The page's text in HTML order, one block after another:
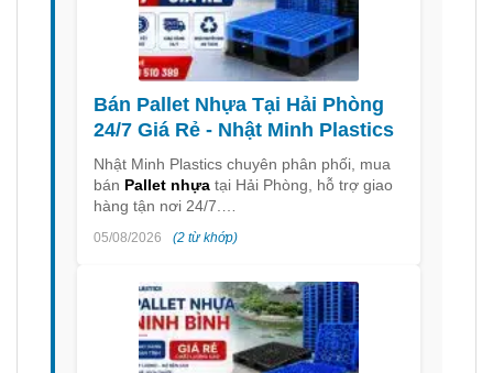
Bán Pallet Nhựa Tại Hải Phòng
24/7 Giá Rẻ - Nhật Minh Plastics
Nhật Minh Plastics chuyên phân phối, mua
bán Pallet nhựa tại Hải Phòng, hỗ trợ giao
hàng tận nơi 24/7.…
05/08/2026 (2 từ khớp)